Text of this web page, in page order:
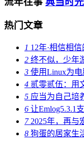
热门文章
1 12年·相信相
2 终不似，少年
3 使用Linux为
4 贰零贰伍：用
5 应当为自己培
6 让Emlog5.3.1
72025年，再与
8 狗蛋的居家生